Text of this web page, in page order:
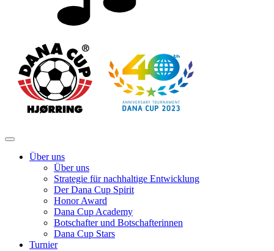
Über uns
Über uns
Strategie für nachhaltige Entwicklung
Der Dana Cup Spirit
Honor Award
Dana Cup Academy
Botschafter und Botschafterinnen
Dana Cup Stars
Turnier